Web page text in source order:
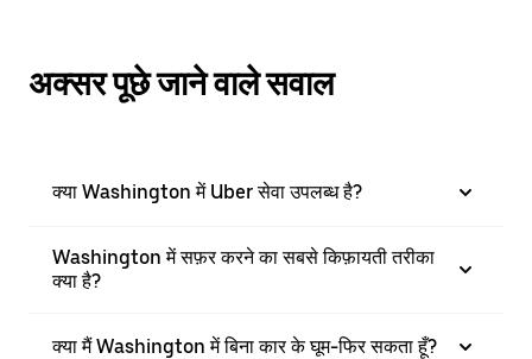
अक्सर पूछे जाने वाले सवाल
क्या Washington में Uber सेवा उपलब्ध है?
Washington में सफ़र करने का सबसे किफ़ायती तरीका
क्या है?
क्या मैं Washington में बिना कार के घूम-फिर सकता हूँ?